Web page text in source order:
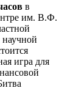
в
им. В.Ф.
научной
игра для